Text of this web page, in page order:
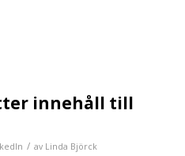
innehåll till
/ av Linda Björck